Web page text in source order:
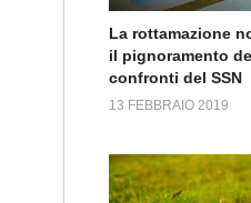
La rottamazione
il pignoramento
confronti del SSN
13 FEBBRAIO 2019